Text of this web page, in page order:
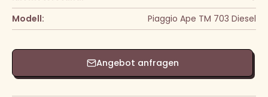
Modell:
Piaggio Ape TM 703 Diesel
Angebot anfragen